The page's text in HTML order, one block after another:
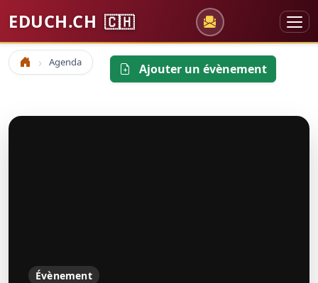
EDUCH.CH 🇨🇭
Accueil Agenda Ajouter un évènement
Évènement